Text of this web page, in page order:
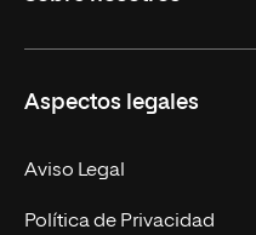
Derecho
Empresa
MBA
Marketing y Comunicación
Nuestro Equipo
Contacto
Aspectos legales
Aviso Legal
Política de Privacidad